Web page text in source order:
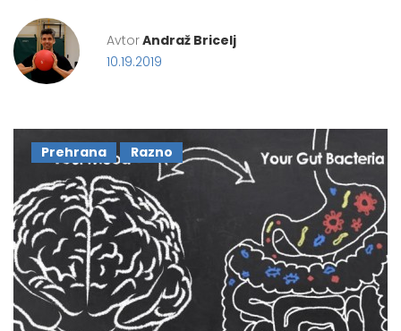
AvtorAndraž Bricelj
10.19.2019
Prehrana Razno